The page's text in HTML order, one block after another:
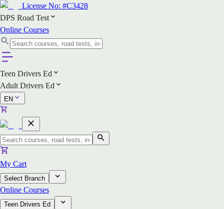
License No: #C3428
DPS Road Test
Online Courses
Teen Drivers Ed
Adult Drivers Ed
EN
My Cart
Select Branch
Online Courses
Teen Drivers Ed